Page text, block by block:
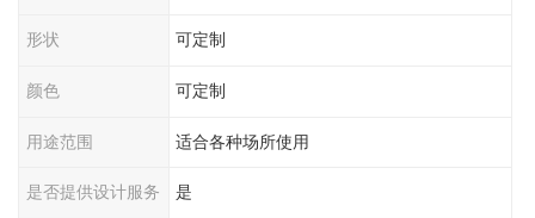
形状 可定制
颜色 可定制
用途范围 适合各种场所使用
是否提供设计服务 是